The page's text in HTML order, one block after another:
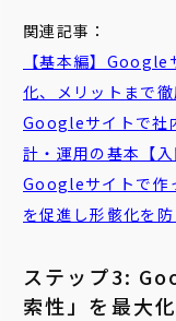
関連記事：
【基本編】Google
化、メリットまで
Googleサイトで社
計・運用の基本【入
Googleサイトで作
を促進し形骸化を
ステップ3:
索性」を最大